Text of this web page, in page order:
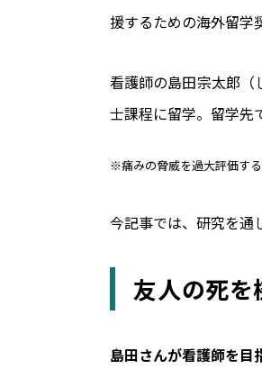
援するための海外留学
看護師の島田宗太郎
士課程に留学。留学先
※痛みの脅威を過大評価す
今記事では、研究を通
友人の死を
――島田さんが看護師を